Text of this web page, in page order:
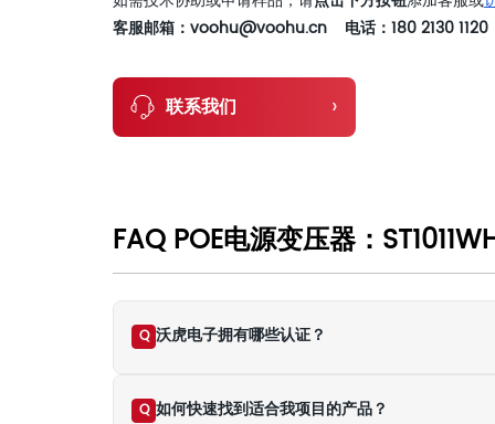
客服邮箱：voohu@voohu.cn 电话：180 2130 1120
联系我们 ›
FAQ POE电源变压器：
Q 沃虎电子拥有哪些认证？
Q 如何快速找到适合我项目的产品？